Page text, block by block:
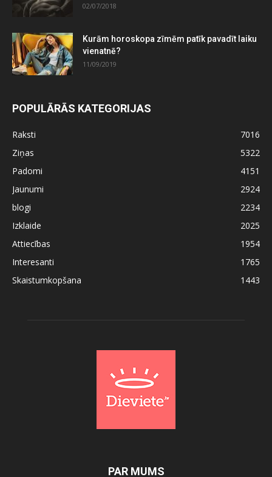
02/07/2018
Kurām horoskopa zīmēm patīk pavadīt laiku
vienatnē?
11/09/2019
POPULĀRĀS KATEGORIJAS
Raksti
7016
Ziņas
5322
Padomi
4151
Jaunumi
2924
blogi
2234
Izklaide
2025
Attiecības
1954
Interesanti
1765
Skaistumkopšana
1443
PAR MUMS